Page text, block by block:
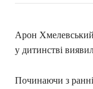
Арон
у дитинстві
Починаючи з